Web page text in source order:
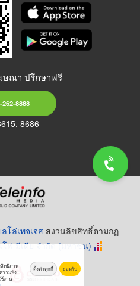
ษณา ปรึกษาฟรี
262-8888
8686
โล่เพจเจส สงวนลิขสิทธิ์ตามกฏ
โฟ มีเดีย จำกัด (มหาชน)
สิทธิภาพ
วามพึง
งาน
ตั้งค่าคุกกี้ ยอมรับ